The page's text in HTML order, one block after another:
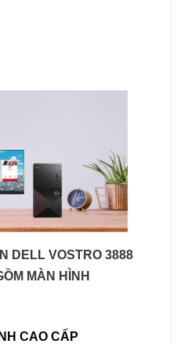
DELL VOSTRO 3888
MÀN HÌNH
CAO CẤP